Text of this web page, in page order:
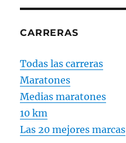
CARRERAS
Todas las carreras
Maratones
Medias maratones
10 km
Las 20 mejores marcas